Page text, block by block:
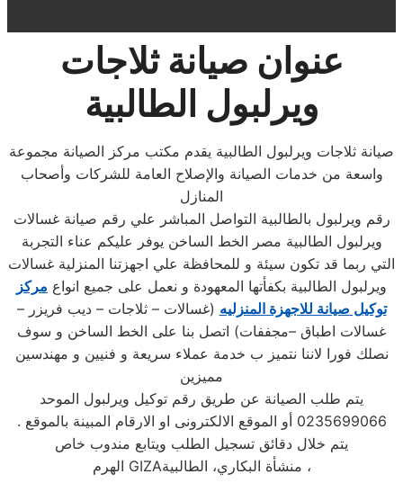
عنوان صيانة ثلاجات
ويرلبول الطالبية
صيانة ثلاجات ويرلبول الطالبية يقدم مكتب مركز الصيانة مجموعة
واسعة من خدمات الصيانة والإصلاح العامة للشركات وأصحاب
المنازل
رقم ويرلبول بالطالبية التواصل المباشر علي رقم صيانة غسالات
ويرلبول الطالبية مصر الخط الساخن يوفر عليكم عناء التجربة
التي ربما قد تكون سيئة و للمحافظة علي اجهزتنا المنزلية غسالات
ويرلبول الطالبية بكفأتها المعهودة و نعمل على جميع انواع مركز
توكيل صيانة للاجهزة المنزليه (غسالات – ثلاجات – ديب فريزر –
غسالات اطباق –مجففات) اتصل بنا على الخط الساخن و سوف
نصلك فورا لاننا نتميز ب خدمة عملاء سريعة و فنيين و مهندسين
مميزين
يتم طلب الصيانة عن طريق رقم توكيل ويرلبول الموحد
0235699066 أو الموقع الالكترونى او الارقام المبينة بالموقع .
يتم خلال دقائق تسجيل الطلب ويتابع مندوب خاص
الهرم GIZA، منشأة البكاري، الطالبية